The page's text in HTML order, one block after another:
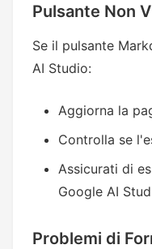
Pulsante Non
Se il pulsante
AI Studio:
Aggiorna la
Controlla se
Assicurati di
Google AI
Problemi di